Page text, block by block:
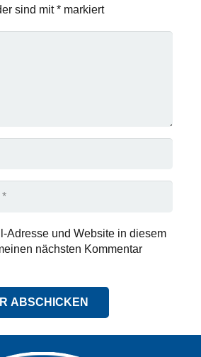
sind mit* markiert
Adresse und Website in diesem
nächsten Kommentar
ABSCHICKEN